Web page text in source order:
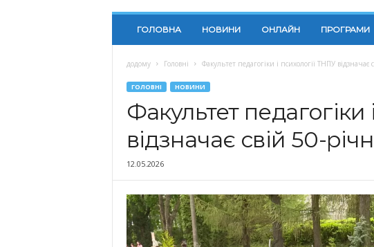
ГОЛОВНА НОВИНИ ОНЛАЙН ПРОГРАМИ
додому Головні Факультет педагогіки і психології ТНПУ
ГОЛОВНІ НОВИНИ
Факультет
відзначає свій 50-
12.05.2026